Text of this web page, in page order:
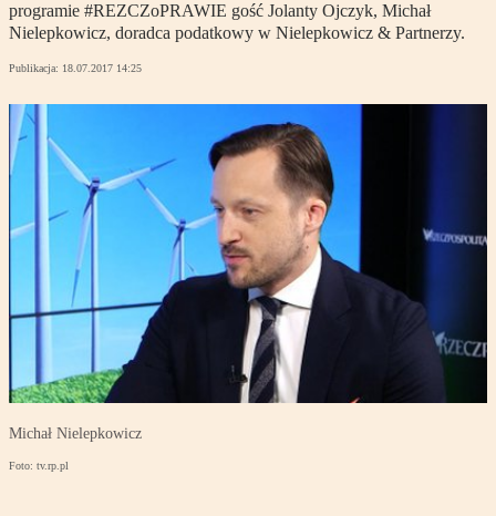
programie #REZCZoPRAWIE gość Jolanty Ojczyk, Michał
Nielepkowicz, doradca podatkowy w Nielepkowicz & Partnerzy.
Publikacja: 18.07.2017 14:25
Michał Nielepkowicz
Foto: tv.rp.pl